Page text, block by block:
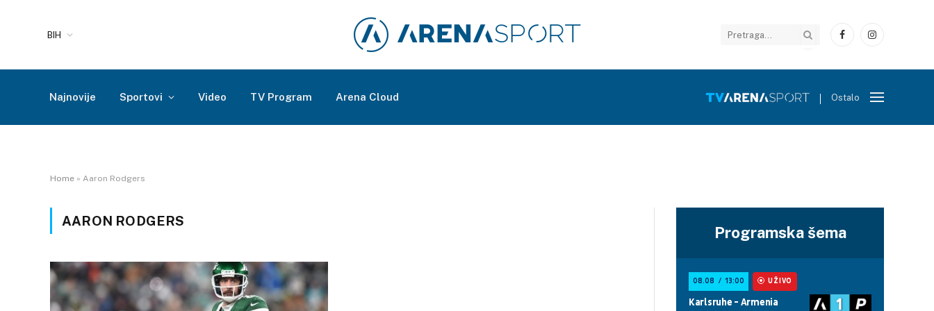
BIH
FacebookInstagram
Najnovije Sportovi Video TV Program Arena Cloud Ostalo
Home » Aaron Rodgers
AARON RODGERS
Programska šema